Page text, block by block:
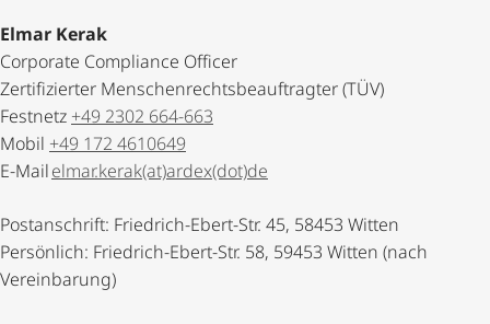
Elmar Kerak
Corporate Compliance Officer
Zertifizierter Menschen­rechts­be­auf­tragter (TÜV)
Festnetz +49 2302 664-663
Mobil +49 172 4610649
E-Mailelmar.kerak(at)ardex(dot)de
Postanschrift: Friedrich-Ebert-Str. 45, 58453 Witten
Persönlich: Friedrich-Ebert-Str. 58, 59453 Witten (nach
Vereinbarung)